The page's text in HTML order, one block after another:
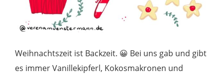
Weihnachtszeit ist Backzeit. 😀 Bei uns gab und gibt
es immer Vanillekipferl, Kokosmakronen und